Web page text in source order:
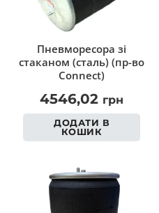
Пневморесора зі
стаканом (сталь) (пр-во
Connect)
4546,02 грн
ДОДАТИ В
КОШИК